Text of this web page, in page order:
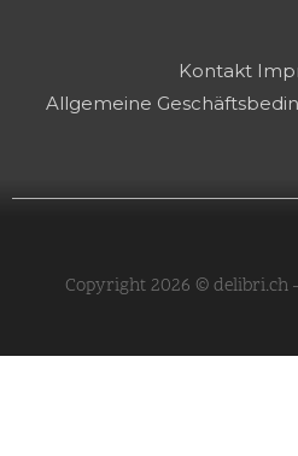
Kontakt
Allgemeine
Copyright 2026 © delibri.ch